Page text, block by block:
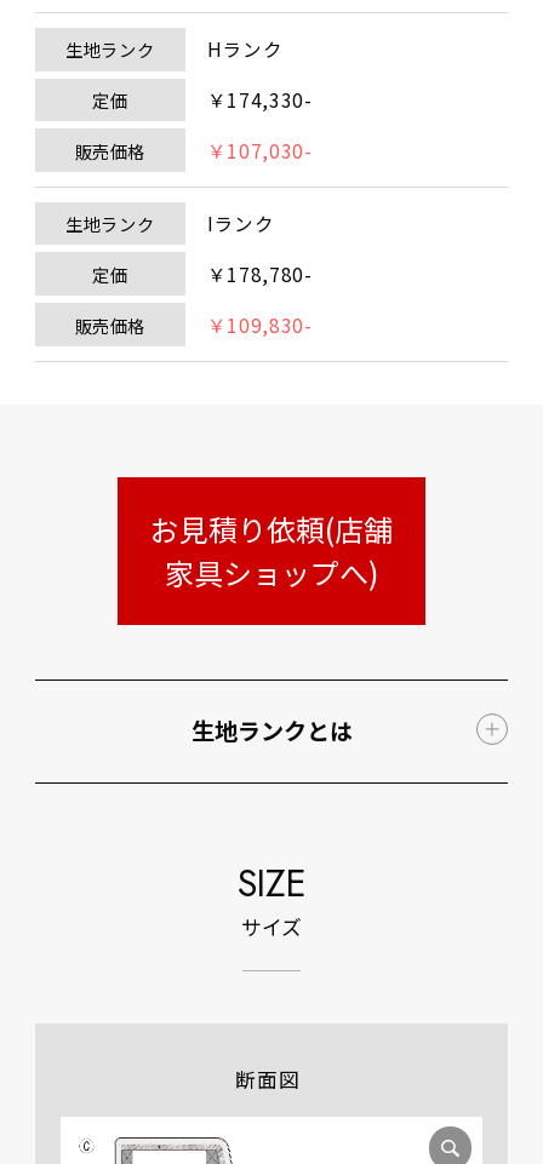
生地ランク Hランク
定価 ￥174,330-
販売価格 ￥107,030-
生地ランク Iランク
定価 ￥178,780-
販売価格 ￥109,830-
お見積り依頼(店舗
家具ショップへ)
生地ランクとは
SIZE
サイズ
断面図